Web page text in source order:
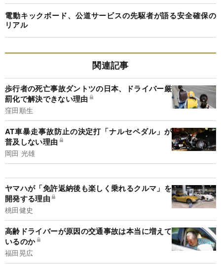
電動キックボード、公道サービスの先駆者が語る安全確保の
リアル
関連記事
歩行者の死亡事故ダントツの日本、ドライバー厳
罰化で解決できない理由
窪田順生
AT車暴走事故防止の決定打「ナルセペダル」が
普及しない理由
岡田 光雄
ヤマハが「免許返納後も楽しく乗れるクルマ」を
開発する理由
桃田健史
高齢ドライバーが原因の交通事故は本当に増えて
いるのか
福田晃広